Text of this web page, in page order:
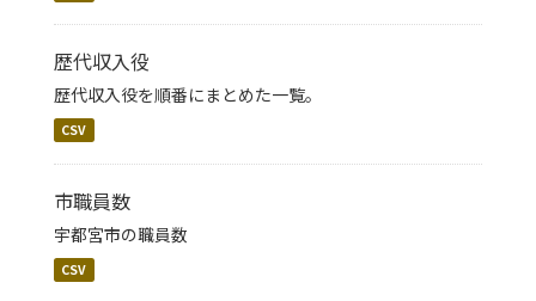
歴代収入役
歴代収入役を順番にまとめた一覧。
CSV
市職員数
宇都宮市の職員数
CSV